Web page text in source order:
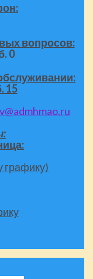
вопросов:
0
15
графику)